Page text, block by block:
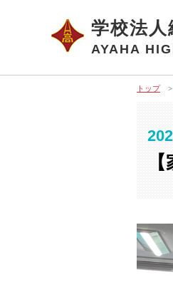
学校法
AYAHA
トップ